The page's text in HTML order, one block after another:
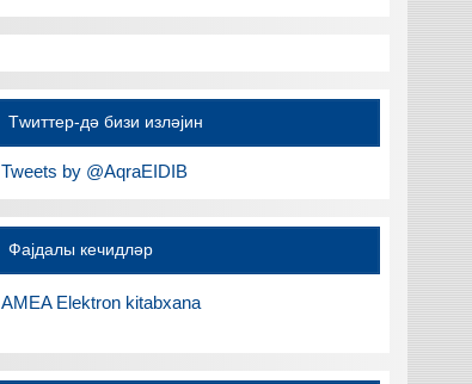
Тwиттер-дә бизи изләјин
Tweets by @AqraEIDIB
Фајдалы кечидләр
AMEA Elektron kitabxana